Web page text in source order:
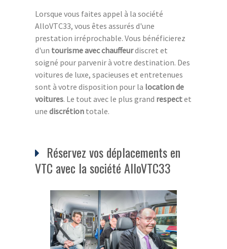
Lorsque vous faites appel à la société
AlloVTC33, vous êtes assurés d'une
prestation irréprochable. Vous bénéficierez
d'un tourisme avec chauffeurdiscret et
soigné pour parvenir à votre destination. Des
voitures de luxe, spacieuses et entretenues
sont à votre disposition pour la location de
voitures. Le tout avec le plus grand respectet
une discrétion totale.
Réservez vos déplacements en
VTC avec la société AlloVTC33